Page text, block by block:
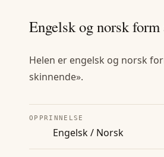
Engelsk og norsk
Helen er engelsk og norsk
skinnende».
OPPRINNELSE
Engelsk / Norsk